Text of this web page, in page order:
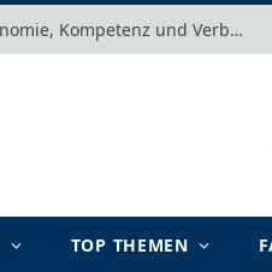
Motivation verstehen: Warum Autonomie, Kompetenz und Verbundenheit im Arbeits- und Lernalltag entscheidend sind
TOP THEMEN